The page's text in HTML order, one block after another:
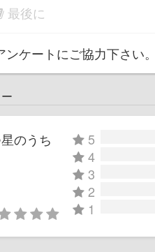
最後に
ンケートにご協力下さい。
のうち
5
4
3
2
1